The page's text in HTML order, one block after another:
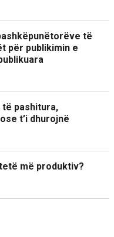
të
për publikimin e
të pashitura,
t’i dhurojnë
më produktiv?